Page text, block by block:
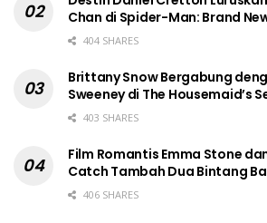
Chan di Spider-Man: Brand
404 SHARES
Brittany Snow Bergabung
Sweeney di The Housemaid’s
403 SHARES
Film Romantis Emma Stone
Catch Tambah Dua Bintang
406 SHARES